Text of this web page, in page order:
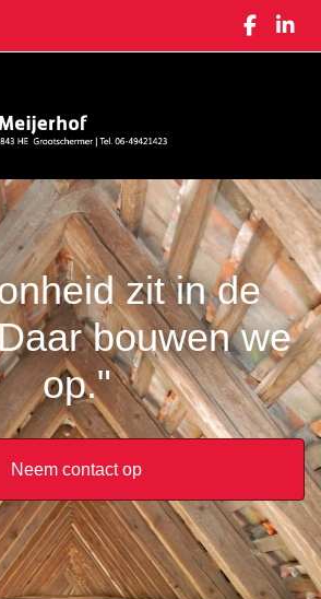
zit in de
bouwen we
op."
Neem contact op